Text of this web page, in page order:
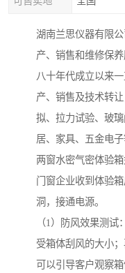
湖南兰思仪器有限
产、销售和维修保
八十年代成立以来
产、销售及技术转
拟、拉力试验、玻
居、家具、五金电子
两窗水密气密体验箱
门窗企业收到体验
洞，接通电源。
（1）防风效果测
受箱体刮风的大小
可以引导客户观察